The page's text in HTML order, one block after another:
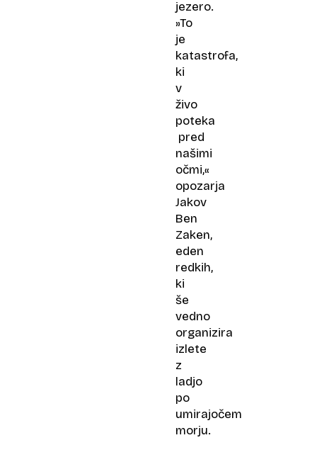
jezero.
»To
je
katastrofa,
ki
v
živo
poteka
pred
našimi
očmi,«
opozarja
Jakov
Ben
Zaken,
eden
redkih,
ki
še
vedno
organizira
izlete
z
ladjo
po
umirajočem
morju.